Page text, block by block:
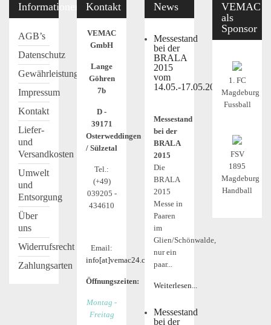
Informationen
AGB’s
Datenschutz
Gewährleistung
Impressum
Kontakt
Liefer-
und
Versandkosten
Umwelt
und
Entsorgung
Über
uns
Widerrufsrecht
Zahlungsarten
Kontakt
VEMAC
GmbH
Lange
Göhren
7b
D -
39171
Osterweddingen
/ Sülzetal
Tel.:
(+49)
039205 -
434610
Email:
info[at]vemac24.com
Öffnungszeiten:
Montag -
Freitag
News
Messestand
bei der
BRALA
2015
vom
14.05.-17.05.2015
Messestand
bei der
BRALA
2015
Die
BRALA
2015
Messe in
Paaren
im
Glien/Schönwalde,
nur ein
paar...
Weiterlesen...
Messestand
bei der
VEMAC
als
Sponsor
1. FC
Magdeburg
Fussball
FSV
1895
Magdeburg
Handball